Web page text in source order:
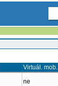
Virtuál. mob.
ne